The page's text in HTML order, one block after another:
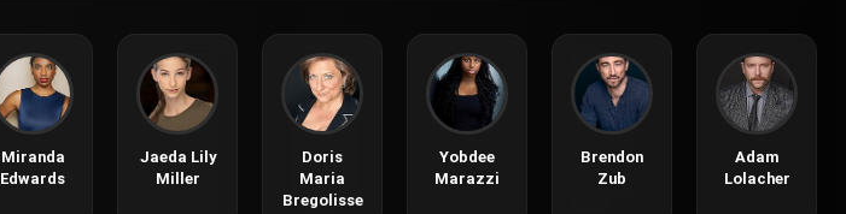
Miranda
Edwards
Jaeda Lily
Miller
Doris
Maria
Bregolisse
Yobdee
Marazzi
Brendon
Zub
Adam
Lolacher